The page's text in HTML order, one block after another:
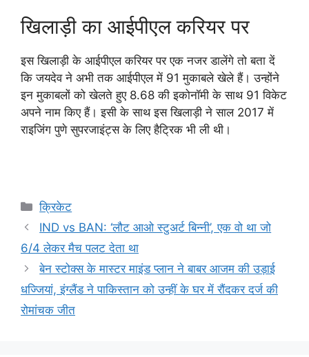
खिलाड़ी का आईपीएल करियर पर
इस खिलाड़ी के आईपीएल करियर पर एक नजर डालेंगे तो बता दें
कि जयदेव ने अभी तक आईपीएल में 91 मुकाबले खेले हैं। उन्होंने
इन मुकाबलों को खेलते हुए 8.68 की इकोनॉमी के साथ 91 विकेट
अपने नाम किए हैं। इसी के साथ इस खिलाड़ी ने साल 2017 में
राइजिंग पुणे सुपरजाइंट्स के लिए हैट्रिक भी ली थी।
Categories
क्रिकेट
IND vs BAN: ‘लौट आओ स्टुअर्ट बिन्नी’, एक वो था जो
6/4 लेकर मैच पलट देता था
बेन स्टोक्स के मास्टर माइंड प्लान ने बाबर आजम की उड़ाई
धज्जियां, इंग्लैंड ने पाकिस्तान को उन्हीं के घर में रौंदकर दर्ज की
रोमांचक जीत